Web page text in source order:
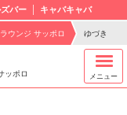
バー キャバキャバ
ウンジ サッポロ ゆづき
ッポロ メニュー